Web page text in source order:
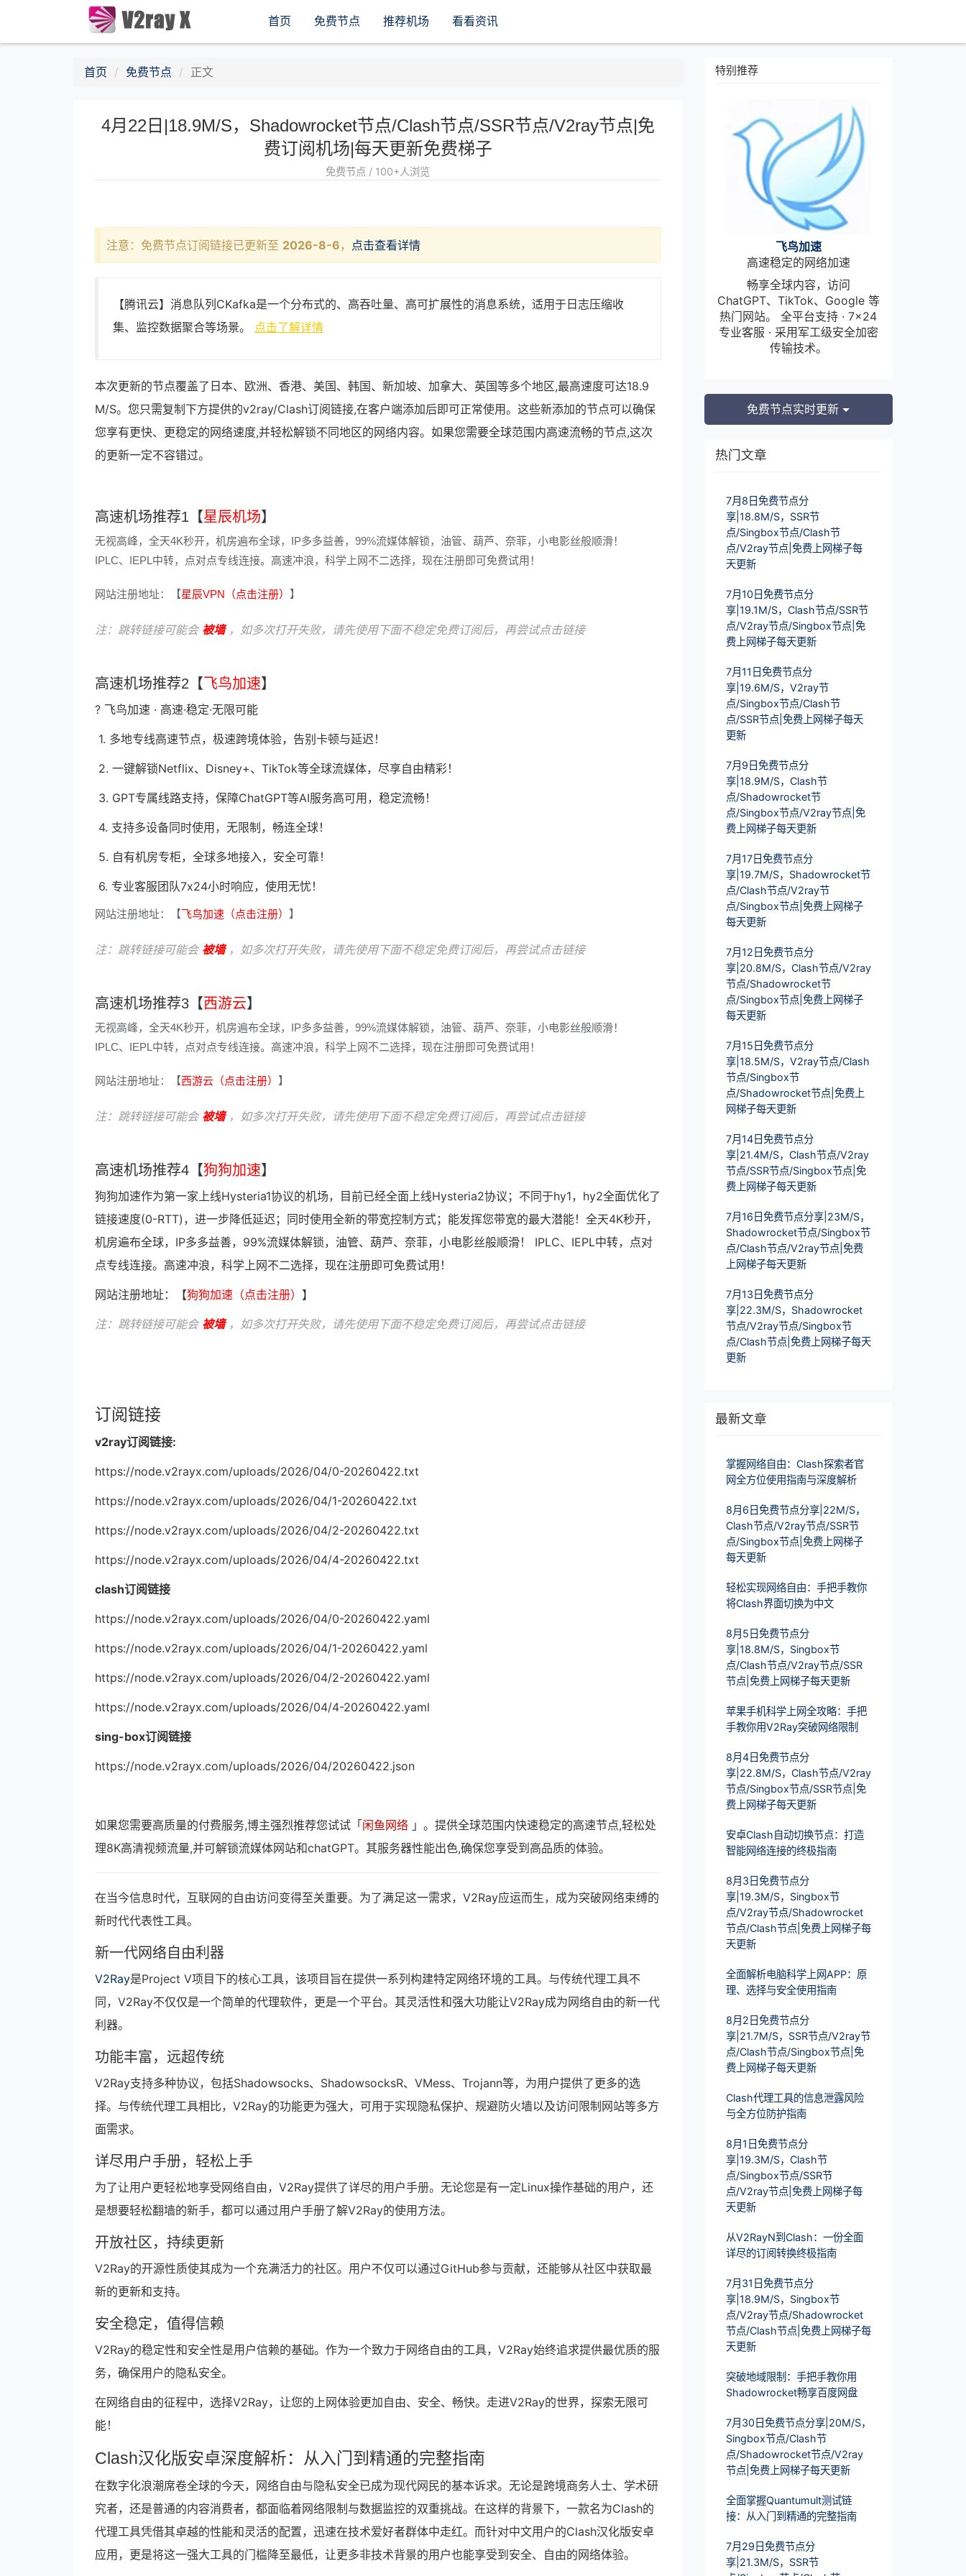
首页 免费节点 推荐机场 看看资讯
首页 免费节点 正文
4月22日|18.9M/S，Shadowrocket节点/Clash节点/SSR节点/V2ray节点|免
费订阅机场|每天更新免费梯子
免费节点 / 100+人浏览
注意：免费节点订阅链接已更新至 2026-8-6 ， 点击查看详情
【腾讯云】消息队列CKafka是一个分布式的、高吞吐量、高可扩展性的消息系统，适用于日志压缩收
集、监控数据聚合等场景。 点击了解详情
本次更新的节点覆盖了日本、欧洲、香港、美国、韩国、新加坡、加拿大、英国等多个地区,最高速度可达18.9
M/S。您只需复制下方提供的v2ray/Clash订阅链接,在客户端添加后即可正常使用。这些新添加的节点可以确保
您享有更快、更稳定的网络速度,并轻松解锁不同地区的网络内容。如果您需要全球范围内高速流畅的节点,这次
的更新一定不容错过。
高速机场推荐1【星辰机场】
无视高峰，全天4K秒开，机房遍布全球，IP多多益善，99%流媒体解锁，油管、葫芦、奈菲，小电影丝般顺滑！
IPLC、IEPL中转，点对点专线连接。高速冲浪，科学上网不二选择，现在注册即可免费试用！
网站注册地址：【星辰VPN（点击注册） 】
注：跳转链接可能会 被墙，如多次打开失败，请先使用下面不稳定免费订阅后，再尝试点击链接
高速机场推荐2【 飞鸟加速】
? 飞鸟加速 · 高速·稳定·无限可能
1. 多地专线高速节点，极速跨境体验，告别卡顿与延迟！
2. 一键解锁Netflix、Disney+、TikTok等全球流媒体，尽享自由精彩！
3. GPT专属线路支持，保障ChatGPT等AI服务高可用，稳定流畅！
4. 支持多设备同时使用，无限制，畅连全球！
5. 自有机房专柜，全球多地接入，安全可靠！
6. 专业客服团队7x24小时响应，使用无忧！
网站注册地址：【飞鸟加速（点击注册） 】
注：跳转链接可能会 被墙，如多次打开失败，请先使用下面不稳定免费订阅后，再尝试点击链接
高速机场推荐3【西游云】
无视高峰，全天4K秒开，机房遍布全球，IP多多益善，99%流媒体解锁，油管、葫芦、奈菲，小电影丝般顺滑！
IPLC、IEPL中转，点对点专线连接。高速冲浪，科学上网不二选择，现在注册即可免费试用！
网站注册地址：【西游云（点击注册） 】
注：跳转链接可能会 被墙，如多次打开失败，请先使用下面不稳定免费订阅后，再尝试点击链接
高速机场推荐4【狗狗加速】
狗狗加速作为第一家上线Hysteria1协议的机场，目前已经全面上线Hysteria2协议；不同于hy1，hy2全面优化了
链接速度(0-RTT)，进一步降低延迟；同时使用全新的带宽控制方式；能发挥您带宽的最大潜能！全天4K秒开，
机房遍布全球，IP多多益善，99%流媒体解锁，油管、葫芦、奈菲，小电影丝般顺滑！ IPLC、IEPL中转，点对
点专线连接。高速冲浪，科学上网不二选择，现在注册即可免费试用！
网站注册地址：【狗狗加速（点击注册） 】
注：跳转链接可能会 被墙，如多次打开失败，请先使用下面不稳定免费订阅后，再尝试点击链接
订阅链接
v2ray订阅链接:
https://node.v2rayx.com/uploads/2026/04/0-20260422.txt
https://node.v2rayx.com/uploads/2026/04/1-20260422.txt
https://node.v2rayx.com/uploads/2026/04/2-20260422.txt
https://node.v2rayx.com/uploads/2026/04/4-20260422.txt
clash订阅链接
https://node.v2rayx.com/uploads/2026/04/0-20260422.yaml
https://node.v2rayx.com/uploads/2026/04/1-20260422.yaml
https://node.v2rayx.com/uploads/2026/04/2-20260422.yaml
https://node.v2rayx.com/uploads/2026/04/4-20260422.yaml
sing-box订阅链接
https://node.v2rayx.com/uploads/2026/04/20260422.json
如果您需要高质量的付费服务,博主强烈推荐您试试「 闲鱼网络 」。提供全球范围内快速稳定的高速节点,轻松处
理8K高清视频流量,并可解锁流媒体网站和chatGPT。其服务器性能出色,确保您享受到高品质的体验。
在当今信息时代，互联网的自由访问变得至关重要。为了满足这一需求，V2Ray应运而生，成为突破网络束缚的
新时代代表性工具。
新一代网络自由利器
V2Ray是Project V项目下的核心工具，该项目旨在提供一系列构建特定网络环境的工具。与传统代理工具不
同，V2Ray不仅仅是一个简单的代理软件，更是一个平台。其灵活性和强大功能让V2Ray成为网络自由的新一代
利器。
功能丰富，远超传统
V2Ray支持多种协议，包括Shadowsocks、ShadowsocksR、VMess、Trojann等，为用户提供了更多的选
择。与传统代理工具相比，V2Ray的功能更为强大，可用于实现隐私保护、规避防火墙以及访问限制网站等多方
面需求。
详尽用户手册，轻松上手
为了让用户更轻松地享受网络自由，V2Ray提供了详尽的用户手册。无论您是有一定Linux操作基础的用户，还
是想要轻松翻墙的新手，都可以通过用户手册了解V2Ray的使用方法。
开放社区，持续更新
V2Ray的开源性质使其成为一个充满活力的社区。用户不仅可以通过GitHub参与贡献，还能够从社区中获取最
新的更新和支持。
安全稳定，值得信赖
V2Ray的稳定性和安全性是用户信赖的基础。作为一个致力于网络自由的工具，V2Ray始终追求提供最优质的服
务，确保用户的隐私安全。
在网络自由的征程中，选择V2Ray，让您的上网体验更加自由、安全、畅快。走进V2Ray的世界，探索无限可
能！
Clash汉化版安卓深度解析：从入门到精通的完整指南
在数字化浪潮席卷全球的今天，网络自由与隐私安全已成为现代网民的基本诉求。无论是跨境商务人士、学术研
究者，还是普通的内容消费者，都面临着网络限制与数据监控的双重挑战。在这样的背景下，一款名为Clash的
代理工具凭借其卓越的性能和灵活的配置，迅速在技术爱好者群体中走红。而针对中文用户的Clash汉化版安卓
应用，更是将这一强大工具的门槛降至最低，让更多非技术背景的用户也能享受到安全、自由的网络体验。
特别推荐
飞鸟加速
高速稳定的网络加速
畅享全球内容，访问
ChatGPT、TikTok、Google 等
热门网站。 全平台支持 · 7×24
专业客服 · 采用军工级安全加密
传输技术。
免费节点实时更新
热门文章
7月8日免费节点分
享|18.8M/S，SSR节
点/Singbox节点/Clash节
点/V2ray节点|免费上网梯子每
天更新
7月10日免费节点分
享|19.1M/S，Clash节点/SSR节
点/V2ray节点/Singbox节点|免
费上网梯子每天更新
7月11日免费节点分
享|19.6M/S，V2ray节
点/Singbox节点/Clash节
点/SSR节点|免费上网梯子每天
更新
7月9日免费节点分
享|18.9M/S，Clash节
点/Shadowrocket节
点/Singbox节点/V2ray节点|免
费上网梯子每天更新
7月17日免费节点分
享|19.7M/S，Shadowrocket节
点/Clash节点/V2ray节
点/Singbox节点|免费上网梯子
每天更新
7月12日免费节点分
享|20.8M/S，Clash节点/V2ray
节点/Shadowrocket节
点/Singbox节点|免费上网梯子
每天更新
7月15日免费节点分
享|18.5M/S，V2ray节点/Clash
节点/Singbox节
点/Shadowrocket节点|免费上
网梯子每天更新
7月14日免费节点分
享|21.4M/S，Clash节点/V2ray
节点/SSR节点/Singbox节点|免
费上网梯子每天更新
7月16日免费节点分享|23M/S，
Shadowrocket节点/Singbox节
点/Clash节点/V2ray节点|免费
上网梯子每天更新
7月13日免费节点分
享|22.3M/S，Shadowrocket
节点/V2ray节点/Singbox节
点/Clash节点|免费上网梯子每天
更新
最新文章
掌握网络自由：Clash探索者官
网全方位使用指南与深度解析
8月6日免费节点分享|22M/S，
Clash节点/V2ray节点/SSR节
点/Singbox节点|免费上网梯子
每天更新
轻松实现网络自由：手把手教你
将Clash界面切换为中文
8月5日免费节点分
享|18.8M/S，Singbox节
点/Clash节点/V2ray节点/SSR
节点|免费上网梯子每天更新
苹果手机科学上网全攻略：手把
手教你用V2Ray突破网络限制
8月4日免费节点分
享|22.8M/S，Clash节点/V2ray
节点/Singbox节点/SSR节点|免
费上网梯子每天更新
安卓Clash自动切换节点：打造
智能网络连接的终极指南
8月3日免费节点分
享|19.3M/S，Singbox节
点/V2ray节点/Shadowrocket
节点/Clash节点|免费上网梯子每
天更新
全面解析电脑科学上网APP：原
理、选择与安全使用指南
8月2日免费节点分
享|21.7M/S，SSR节点/V2ray节
点/Clash节点/Singbox节点|免
费上网梯子每天更新
Clash代理工具的信息泄露风险
与全方位防护指南
8月1日免费节点分
享|19.3M/S，Clash节
点/Singbox节点/SSR节
点/V2ray节点|免费上网梯子每
天更新
从V2RayN到Clash：一份全面
详尽的订阅转换终极指南
7月31日免费节点分
享|18.9M/S，Singbox节
点/V2ray节点/Shadowrocket
节点/Clash节点|免费上网梯子每
天更新
突破地域限制：手把手教你用
Shadowrocket畅享百度网盘
7月30日免费节点分享|20M/S，
Singbox节点/Clash节
点/Shadowrocket节点/V2ray
节点|免费上网梯子每天更新
全面掌握Quantumult测试链
接：从入门到精通的完整指南
7月29日免费节点分
享|21.3M/S，SSR节